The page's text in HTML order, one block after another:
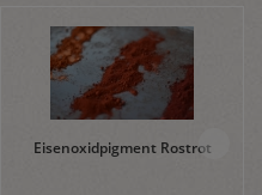
Eisenoxidpigment Rostrot